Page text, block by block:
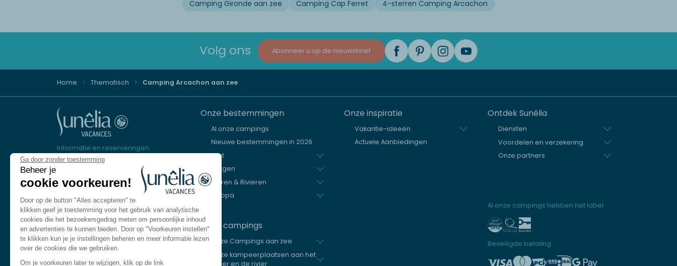
Ga door zonder toestemming
Beheer je
cookie voorkeuren!
Door op de button "Alles accepteren" te
klikken geef je toestemming voor het gebruik van analytische
cookies die het bezoekersgedrag meten om persoonlijke inhoud
en advertenties te kunnen bieden. Door op "Voorkeuren instellen"
te klikken kun je je instellingen beheren en meer informatie lezen
over de cookies die we gebruiken.
Om je voorkeuren later te wijzigen, klik op de link
Camping Gironde aan zee
Camping Cap Ferret 4-sterren Camping Arcachon
Volg ons Abonneer u op de nieuwsbrief
Home Thematisch Camping Arcachon aan zee
Informatie en reserveringen
+31 20 721 9084
We zijn er om te helpen
Maandag tot vrijdag van 8.30 tot 18.30
uur.
Zaterdag van 10.00 tot 13.00 uur en van
14.00 tot 17.00 uur
Neem contact op
Onze bestemmingen
Al onze campings
Nieuwe bestemmingen in 2026
Kust
Bergen
Meren & Rivieren
Europa
Onze campings
Onze Campings aan zee
Onze kampeerplaatsen aan het
meer en de rivier
Onze inspiratie
Vakantie-ideeën
Actuele Aanbiedingen
Ontdek Sunêlia
Diensten
Voordelen en verzekering
Onze partners
Al onze campings hebben het label
Beveiligde betaling